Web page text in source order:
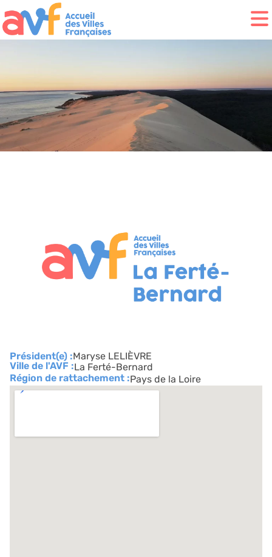
Président(e) :Maryse LELIÈVRE
Ville de l'AVF :La Ferté-Bernard
Région de rattachement :Pays de la Loire